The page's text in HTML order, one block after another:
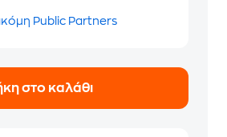
Public Partners
στο καλάθι